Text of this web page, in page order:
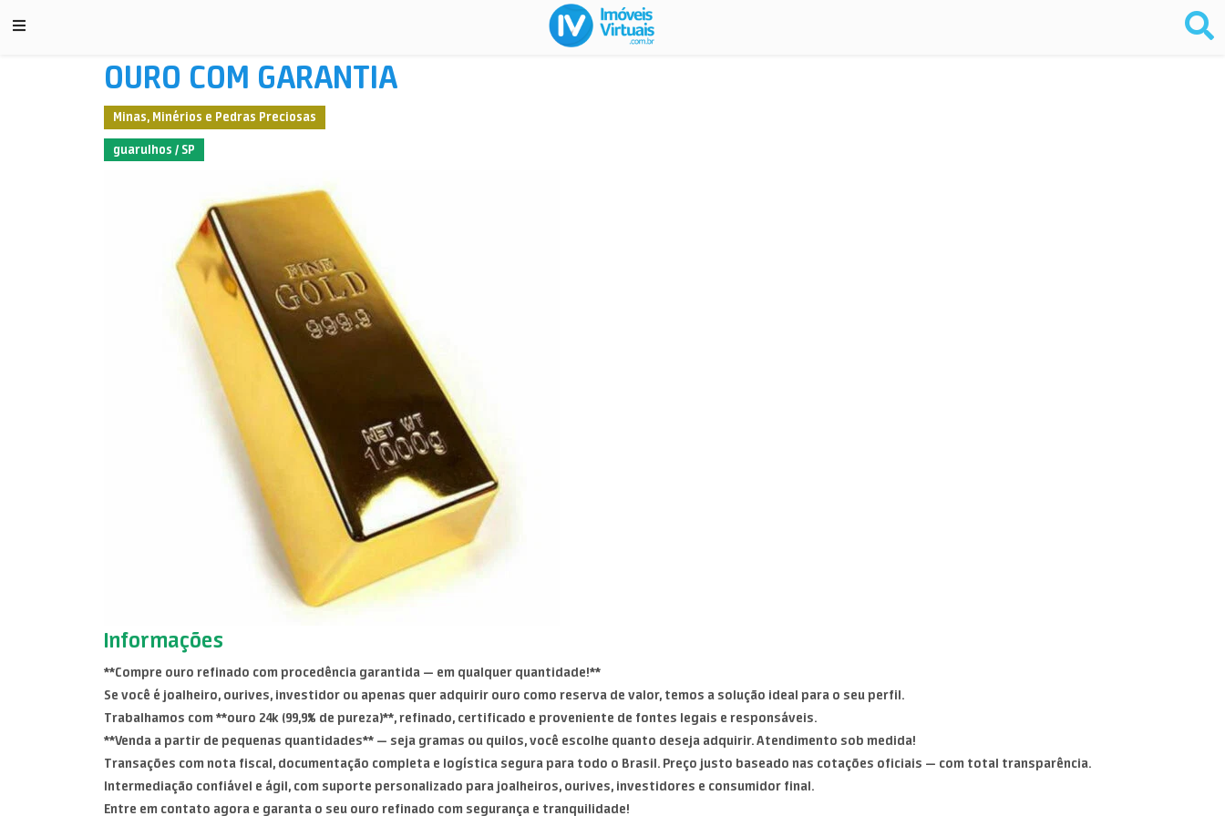
OURO COM GARANTIA
Minas, Minérios e Pedras Preciosas
guarulhos / SP
Informações
**Compre ouro refinado com procedência garantida — em qualquer quantidade!**
Se você é joalheiro, ourives, investidor ou apenas quer adquirir ouro como reserva de valor, temos a solução ideal para o seu perfil.
Trabalhamos com **ouro 24k (99,9% de pureza)**, refinado, certificado e proveniente de fontes legais e responsáveis.
**Venda a partir de pequenas quantidades** — seja gramas ou quilos, você escolhe quanto deseja adquirir. Atendimento sob medida!
Transações com nota fiscal, documentação completa e logística segura para todo o Brasil. Preço justo baseado nas cotações oficiais — com total transparência.
Intermediação confiável e ágil, com suporte personalizado para joalheiros, ourives, investidores e consumidor final.
Entre em contato agora e garanta o seu ouro refinado com segurança e tranquilidade!